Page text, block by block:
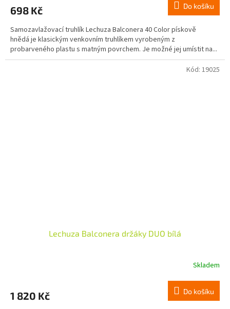
698 Kč Do košíku
Samozavlažovací truhlík Lechuza Balconera 40 Color pískově
hnědá je klasickým venkovním truhlíkem vyrobeným z
probarveného plastu s matným povrchem. Je možné jej umístit na...
Lechuza Balconera držáky DUO bílá
Skladem
1 820 Kč Do košíku
Kód: 19025